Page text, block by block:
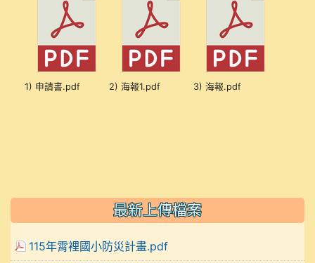
1) 申請書.pdf 2) 海報1.pdf 3) 海報.pdf
最新上傳檔案
115年霄裡國小防災計畫.pdf